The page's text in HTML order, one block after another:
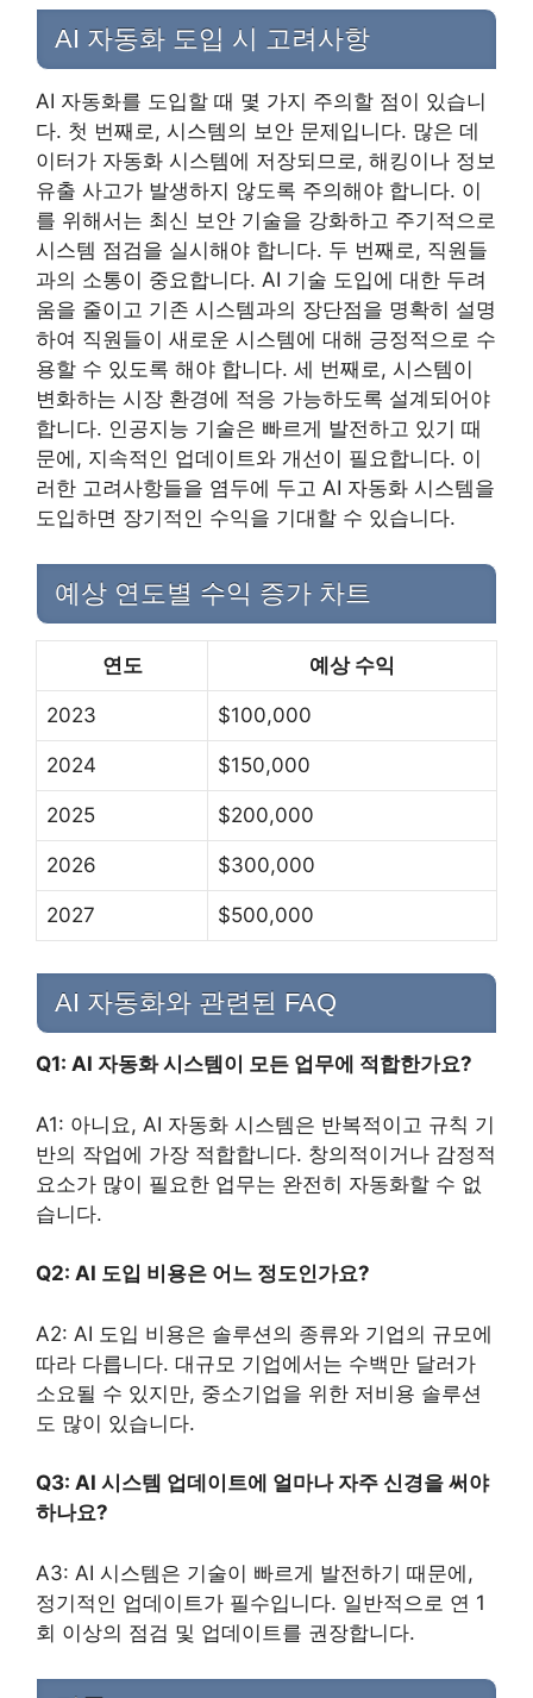
AI 자동화 도입 시 고려사항
AI 자동화를 도입할 때 몇 가지 주의할 점이 있습니
다. 첫 번째로, 시스템의 보안 문제입니다. 많은 데
이터가 자동화 시스템에 저장되므로, 해킹이나 정보
유출 사고가 발생하지 않도록 주의해야 합니다. 이
를 위해서는 최신 보안 기술을 강화하고 주기적으로
시스템 점검을 실시해야 합니다. 두 번째로, 직원들
과의 소통이 중요합니다. AI 기술 도입에 대한 두려
움을 줄이고 기존 시스템과의 장단점을 명확히 설명
하여 직원들이 새로운 시스템에 대해 긍정적으로 수
용할 수 있도록 해야 합니다. 세 번째로, 시스템이
변화하는 시장 환경에 적응 가능하도록 설계되어야
합니다. 인공지능 기술은 빠르게 발전하고 있기 때
문에, 지속적인 업데이트와 개선이 필요합니다. 이
러한 고려사항들을 염두에 두고 AI 자동화 시스템을
도입하면 장기적인 수익을 기대할 수 있습니다.
예상 연도별 수익 증가 차트
연도 예상 수익
2023 $100,000
2024 $150,000
2025 $200,000
2026 $300,000
2027 $500,000
AI 자동화와 관련된 FAQ
Q1: AI 자동화 시스템이 모든 업무에 적합한가요?
A1: 아니요, AI 자동화 시스템은 반복적이고 규칙 기
반의 작업에 가장 적합합니다. 창의적이거나 감정적
요소가 많이 필요한 업무는 완전히 자동화할 수 없
습니다.
Q2: AI 도입 비용은 어느 정도인가요?
A2: AI 도입 비용은 솔루션의 종류와 기업의 규모에
따라 다릅니다. 대규모 기업에서는 수백만 달러가
소요될 수 있지만, 중소기업을 위한 저비용 솔루션
도 많이 있습니다.
Q3: AI 시스템 업데이트에 얼마나 자주 신경을 써야
하나요?
A3: AI 시스템은 기술이 빠르게 발전하기 때문에,
정기적인 업데이트가 필수입니다. 일반적으로 연 1
회 이상의 점검 및 업데이트를 권장합니다.